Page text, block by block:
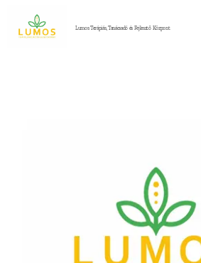
Lumos Terápiás, Tanácsadó és Fejlesztő Központ